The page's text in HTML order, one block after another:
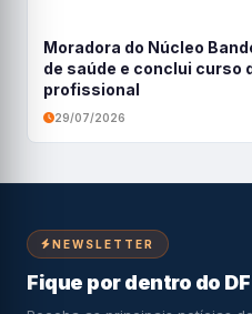
Moradora do Núcleo
de saúde e conclui curso
profissional
29/07/2026
NEWSLETTER
Fique por dentro do DF